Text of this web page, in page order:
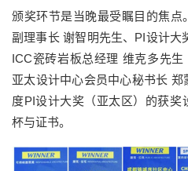
颁奖环节是当晚最受瞩目的焦
副理事长 谢智明先生、PI设计大
ICC瓷砖岩板总经理 维克多先生
亚太设计中心会员中心秘书长
度PI设计大奖（亚太区）的获奖
杯与证书。